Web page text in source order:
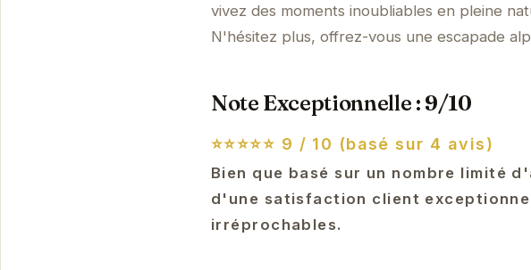
vivez des moments inoubliables en pleine
N'hésitez plus, offrez-vous une escapade
Note Exceptionnelle : 9/10
⭐⭐⭐⭐⭐ 9 / 10 (basé sur 4 avis)
Bien que basé sur un nombre limité
d'une satisfaction client
irréprochables.